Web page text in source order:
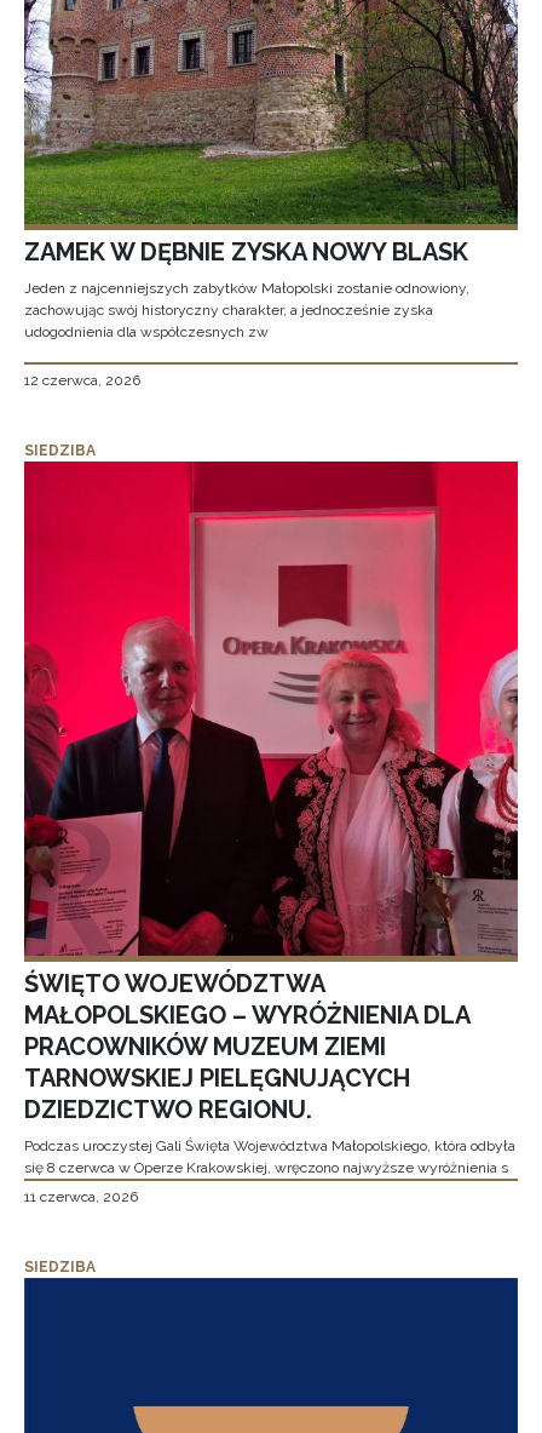
ZAMEK W DĘBNIE ZYSKA NOWY BLASK
Jeden z najcenniejszych zabytków Małopolski zostanie odnowiony,
zachowując swój historyczny charakter, a jednocześnie zyska
udogodnienia dla współczesnych zw
12 czerwca, 2026
SIEDZIBA
ŚWIĘTO WOJEWÓDZTWA
MAŁOPOLSKIEGO – WYRÓŻNIENIA DLA
PRACOWNIKÓW MUZEUM ZIEMI
TARNOWSKIEJ PIELĘGNUJĄCYCH
DZIEDZICTWO REGIONU.
Podczas uroczystej Gali Święta Województwa Małopolskiego, która odbyła
się 8 czerwca w Operze Krakowskiej, wręczono najwyższe wyróżnienia s
11 czerwca, 2026
SIEDZIBA